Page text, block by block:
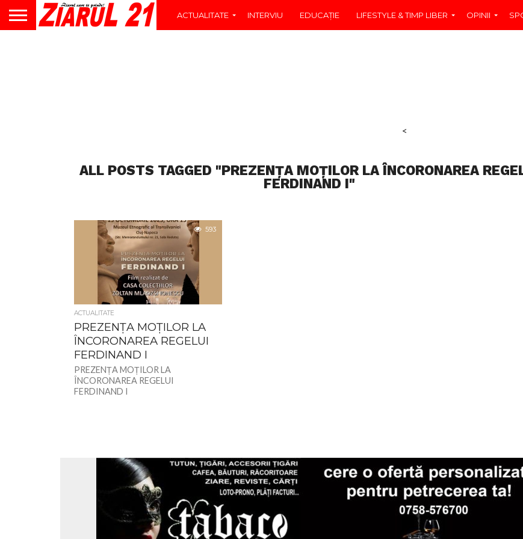
ACTUALITATE INTERVIU EDUCAŢIE LIFESTYLE & TIMP LIBER OPINII
<
ALL POSTS TAGGED "PREZENȚA MOȚILOR LA ÎNCORONAREA
FERDINAND I"
593
ACTUALITATE
PREZENȚA MOȚILOR LA
ÎNCORONAREA REGELUI
FERDINAND I
PREZENȚA MOȚILOR LA
ÎNCORONAREA REGELUI
FERDINAND I